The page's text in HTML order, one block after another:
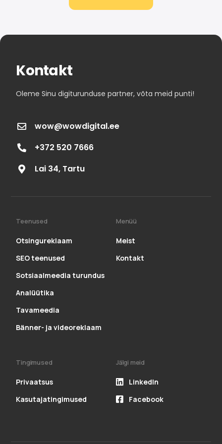
Kontakt
Oleme Sinu digiturunduse partner, võta meid punti!
wow@wowdigital.ee
+372 520 7666
Lai 34, Tartu
Teenused
Otsingureklaam
SEO teenused
Sotsiaalmeedia turundus
Analüütika
Tavameedia
Bänner- ja videoreklaam
Menüü
Meist
Kontakt
Tingimused
Privaatsus
Kasutajatingimused
Jälgi meid
LinkedIn
Facebook